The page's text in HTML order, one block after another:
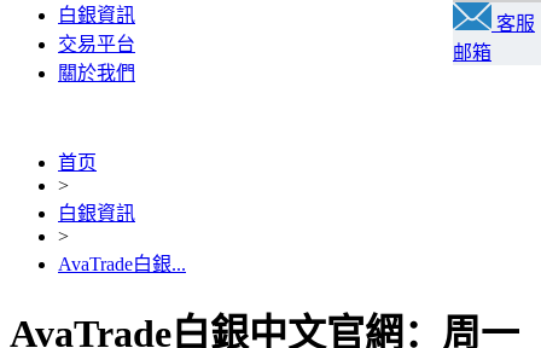
白銀資訊
交易平台
關於我們
首页
>
白銀資訊
>
AvaTrade白銀...
AvaTrade白銀中文官網：周一
客服
邮箱